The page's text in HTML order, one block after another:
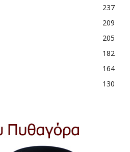
237
209
205
182
164
130